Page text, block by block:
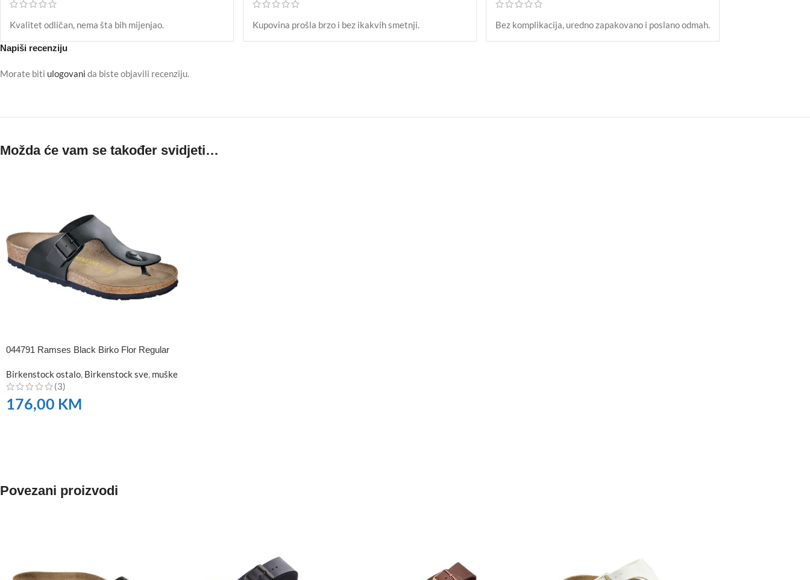
Kvalitet odličan, nema šta bih mijenjao. Kupovina prošla brzo i bez ikakvih smetnji. Bez komplikacija, uredno zapakovano i poslano odmah.
Napiši recenziju
Morate biti ulogovani da biste objavili recenziju.
Možda će vam se također svidjeti…
044791 Ramses Black Birko Flor Regular
Birkenstock ostalo, Birkenstock sve, muške
(3)
176,00 KM
Povezani proizvodi